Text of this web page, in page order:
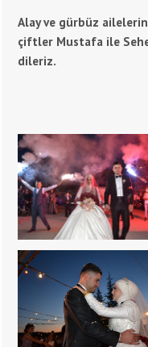
Alay ve gürbüz
çiftler Mustafa ile
dileriz.